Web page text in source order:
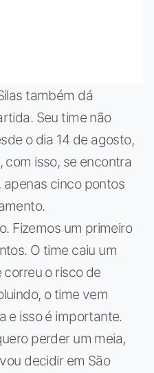
também dá
Seu time não
o dia 14 de agosto,
com isso, se encontra
cinco pontos
Fizemos um primeiro
O time caiu um
o risco de
o time vem
e isso é importante.
perder um meia,
decidir em São